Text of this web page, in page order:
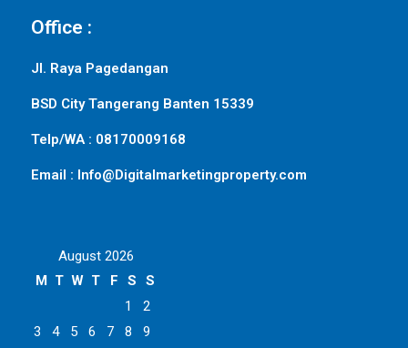
Office :
Jl. Raya Pagedangan
BSD City Tangerang Banten 15339
Telp/WA : 08170009168
Email : Info@Digitalmarketingproperty.com
August 2026
M T W T F S
S
1
2
3
4 5 6 7 8
9